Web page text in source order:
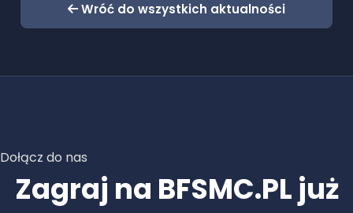
Wróć do wszystkich aktualności
Dołącz do nas
Zagraj na BFSMC.PL już